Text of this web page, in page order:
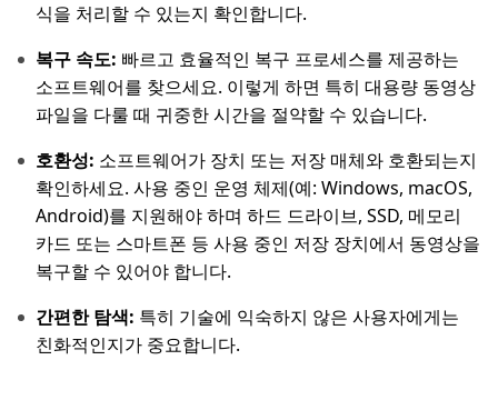
식을 처리할 수 있는지 확인합니다.
복구 속도: 빠르고 효율적인 복구 프로세스를 제공하는
소프트웨어를 찾으세요. 이렇게 하면 특히 대용량 동영상
파일을 다룰 때 귀중한 시간을 절약할 수 있습니다.
호환성: 소프트웨어가 장치 또는 저장 매체와 호환되는지
확인하세요. 사용 중인 운영 체제(예: Windows, macOS,
Android)를 지원해야 하며 하드 드라이브, SSD, 메모리
카드 또는 스마트폰 등 사용 중인 저장 장치에서 동영상을
복구할 수 있어야 합니다.
간편한 탐색: 특히 기술에 익숙하지 않은 사용자에게는
친화적인지가 중요합니다.